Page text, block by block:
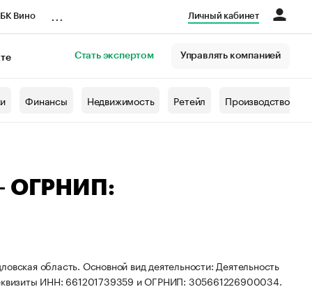
Вино Личный кабинет
Стать экспертом Управлять компанией
Финансы Недвижимость Ретейл Производство
ОГРНИП:
область. Основной вид деятельности: Деятельность
ИНН: 661201739359 и ОГРНИП: 305661226900034.